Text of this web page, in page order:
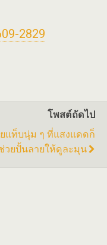
2829
โพสต์ถัดไป
แท็บนุ่ม ๆ ที่แสงแดดก็
วยปั้นลายให้ดูละมุน